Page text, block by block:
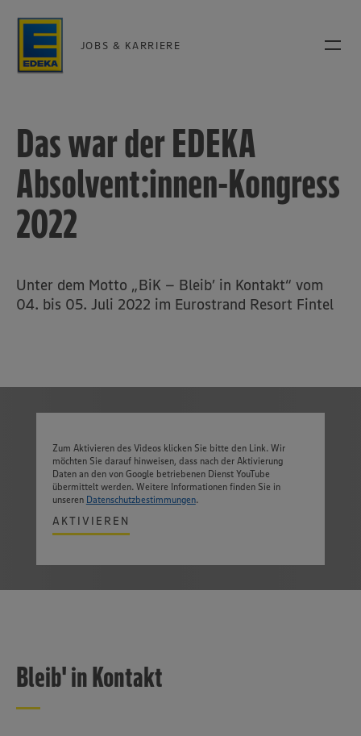
JOBS & KARRIERE
Das war der EDEKA
Absolvent:innen-Kongress
2022
Unter dem Motto „BiK – Bleib’ in Kontakt“ vom
04. bis 05. Juli 2022 im Eurostrand Resort Fintel
Zum Aktivieren des Videos klicken Sie bitte den Link. Wir
möchten Sie darauf hinweisen, dass nach der Aktivierung
Daten an den von Google betriebenen Dienst YouTube
übermittelt werden. Weitere Informationen finden Sie in
unseren Datenschutzbestimmungen.
AKTIVIEREN
Bleib' in Kontakt